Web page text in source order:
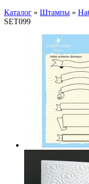
Каталог » Штампы »
SET099